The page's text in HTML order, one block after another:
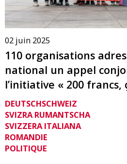
02 juin 2025
110 organisations
national un appel
l’initiative « 200 francs,
DEUTSCHSCHWEIZ
SVIZRA RUMANTSCHA
SVIZZERA ITALIANA
ROMANDIE
POLITIQUE